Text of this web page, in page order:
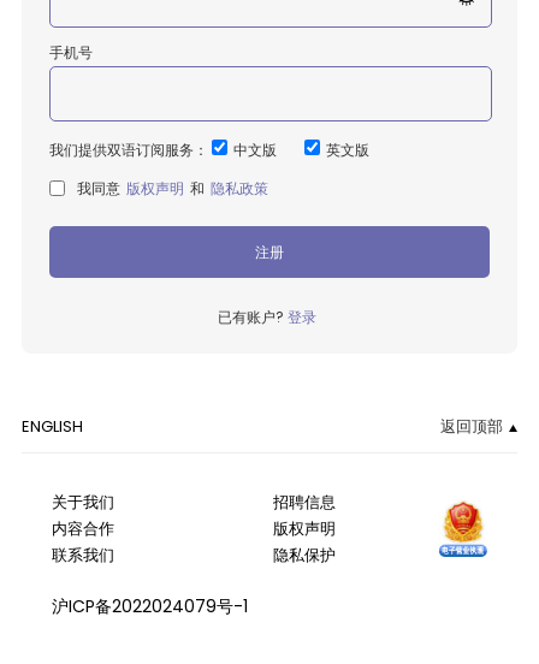
手机号
我们提供双语订阅服务： 中文版
英文版
我同意 版权声明 和 隐私政策
注册
已有账户? 登录
ENGLISH 返回顶部
关于我们
内容合作
联系我们
招聘信息
版权声明
隐私保护
沪ICP备2022024079号-1